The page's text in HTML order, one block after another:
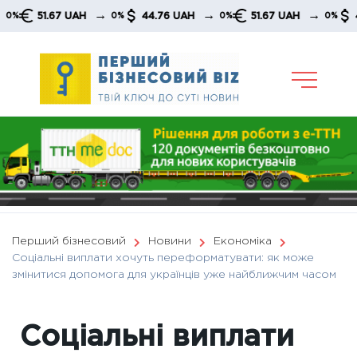
Skip
51.67 UAH → 0% 44.76 UAH → 0% 51.67 UAH → 0% 44.76
Перший бізнесовий Новини
Економіка
Соціальні виплати хочуть переформатувати: як може
змінитися допомога для українців уже найближчим часом
Соціальні виплати